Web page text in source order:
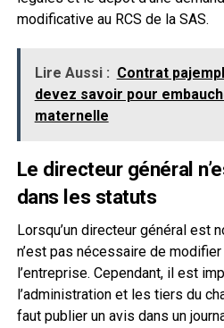
modificative au RCS de la SAS.
Lire Aussi : Contrat
devez savoir pour
maternelle
Le directeur général
dans les statuts
Lorsqu’un directeur général est
n’est pas nécessaire de
l’entreprise. Cependant, il est
l’administration et les tiers du
faut publier un avis dans un